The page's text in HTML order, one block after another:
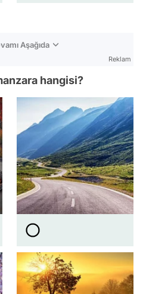
Aşağıda
Reklam
hangisi?